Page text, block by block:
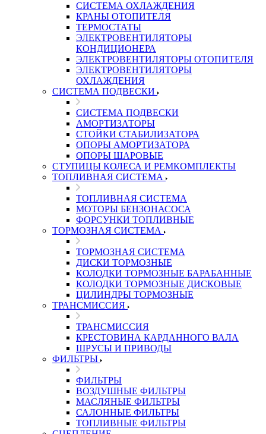
СИСТЕМА ОХЛАЖДЕНИЯ
КРАНЫ ОТОПИТЕЛЯ
ТЕРМОСТАТЫ
ЭЛЕКТРОВЕНТИЛЯТОРЫ
КОНДИЦИОНЕРА
ЭЛЕКТРОВЕНТИЛЯТОРЫ ОТОПИТЕЛЯ
ЭЛЕКТРОВЕНТИЛЯТОРЫ
ОХЛАЖДЕНИЯ
СИСТЕМА ПОДВЕСКИ
СИСТЕМА ПОДВЕСКИ
АМОРТИЗАТОРЫ
СТОЙКИ СТАБИЛИЗАТОРА
ОПОРЫ АМОРТИЗАТОРА
ОПОРЫ ШАРОВЫЕ
СТУПИЦЫ КОЛЕСА И РЕМКОМПЛЕКТЫ
ТОПЛИВНАЯ СИСТЕМА
ТОПЛИВНАЯ СИСТЕМА
МОТОРЫ БЕНЗОНАСОСА
ФОРСУНКИ ТОПЛИВНЫЕ
ТОРМОЗНАЯ СИСТЕМА
ТОРМОЗНАЯ СИСТЕМА
ДИСКИ ТОРМОЗНЫЕ
КОЛОДКИ ТОРМОЗНЫЕ БАРАБАННЫЕ
КОЛОДКИ ТОРМОЗНЫЕ ДИСКОВЫЕ
ЦИЛИНДРЫ ТОРМОЗНЫЕ
ТРАНСМИССИЯ
ТРАНСМИССИЯ
КРЕСТОВИНА КАРДАННОГО ВАЛА
ШРУСЫ И ПРИВОДЫ
ФИЛЬТРЫ
ФИЛЬТРЫ
ВОЗДУШНЫЕ ФИЛЬТРЫ
МАСЛЯНЫЕ ФИЛЬТРЫ
САЛОННЫЕ ФИЛЬТРЫ
ТОПЛИВНЫЕ ФИЛЬТРЫ